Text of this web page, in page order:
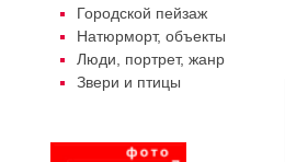
Городской пейзаж
Натюрморт, объекты
Люди, портрет, жанр
Звери и птицы